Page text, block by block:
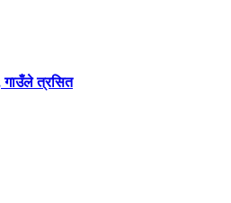
गाउँले त्रसित